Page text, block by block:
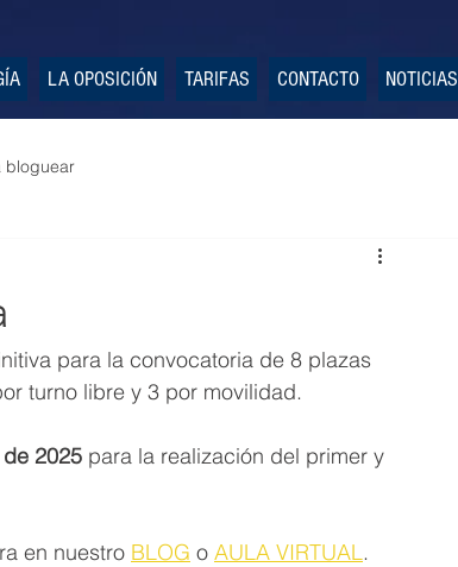
LA OPOSICIÓN TARIFAS CONTACTO NOTICIAS
bloguear
para la convocatoria de 8 plazas
turno libre y 3 por movilidad.
2025 para la realización del primer y
en nuestro BLOG o AULA VIRTUAL.